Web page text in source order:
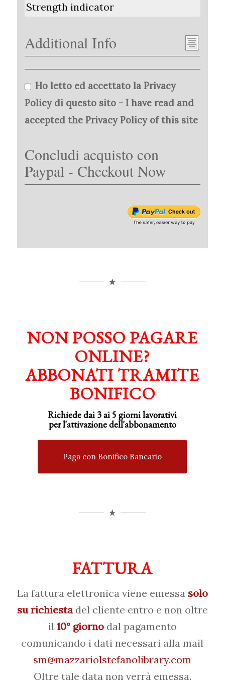
Strength indicator
Additional Info
Ho letto ed accettato la Privacy
Policy di questo sito - I have read and
accepted the Privacy Policy of this site
Concludi acquisto con
Paypal - Checkout Now
NON POSSO PAGARE
ONLINE?
ABBONATI TRAMITE
BONIFICO
Richiede dai 3 ai 5 giorni lavorativi
perl'attivazionedell'abbonamento
Paga con Bonifico Bancario
FATTURA
La fattura elettronica viene emessasolo
su richiestadel cliente entro e non oltre
il 10° giornodal pagamento
comunicando i dati necessari alla mail
sm@mazzariolstefanolibrary.com
Oltre tale data non verrà emessa.